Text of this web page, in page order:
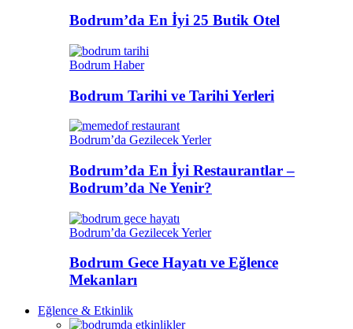
Bodrum’da En İyi 25 Butik Otel
Bodrum Haber
Bodrum Tarihi ve Tarihi Yerleri
Bodrum’da Gezilecek Yerler
Bodrum’da En İyi Restaurantlar –
Bodrum’da Ne Yenir?
Bodrum’da Gezilecek Yerler
Bodrum Gece Hayatı ve Eğlence
Mekanları
Eğlence & Etkinlik